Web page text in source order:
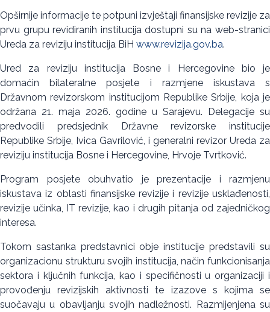
Opširnije informacije te potpuni izvještaji finansijske revizije za
prvu grupu revidiranih institucija dostupni su na web-stranici
Ureda za reviziju institucija BiH www.revizija.gov.ba.
Ured za reviziju institucija Bosne i Hercegovine bio je
domaćin bilateralne posjete i razmjene iskustava s
Državnom revizorskom institucijom Republike Srbije, koja je
održana 21. maja 2026. godine u Sarajevu. Delegacije su
predvodili predsjednik Državne revizorske institucije
Republike Srbije, Ivica Gavrilović, i generalni revizor Ureda za
reviziju institucija Bosne i Hercegovine, Hrvoje Tvrtković.
Program posjete obuhvatio je prezentacije i razmjenu
iskustava iz oblasti finansijske revizije i revizije usklađenosti,
revizije učinka, IT revizije, kao i drugih pitanja od zajedničkog
interesa.
Tokom sastanka predstavnici obje institucije predstavili su
organizacionu strukturu svojih institucija, način funkcionisanja
sektora i ključnih funkcija, kao i specifičnosti u organizaciji i
provođenju revizijskih aktivnosti te izazove s kojima se
suočavaju u obavljanju svojih nadležnosti. Razmijenjena su